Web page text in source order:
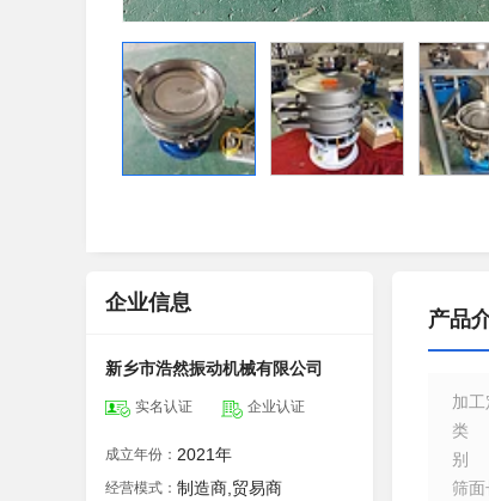
企业信息
新乡市浩然振动机械有限公司
实名认证 企业认证
成立年份： 2021年
经营模式： 制造商,贸易商
产品
加工
类
别
筛面